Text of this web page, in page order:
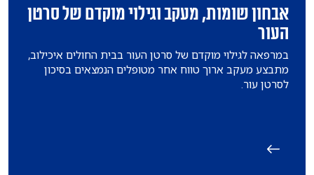
אבחון שומות, מעקב וגילוי מוקדם של סרטן
העור
במרפאה לגילוי מוקדם של סרטן העור בבית החולים איכילוב,
מתבצע מעקב ארוך טווח אחר מטופלים הנמצאים בסיכון
לסרטן עור.